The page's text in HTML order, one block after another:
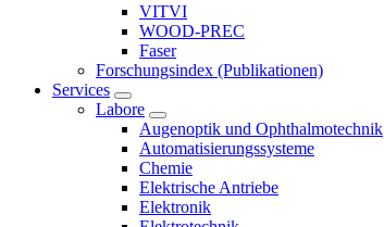
VITVI
WOOD-PREC
Faser
Forschungsindex (Publikationen)
Services
Labore
Augenoptik und Ophthalmotechnik
Automatisierungssysteme
Chemie
Elektrische Antriebe
Elektronik